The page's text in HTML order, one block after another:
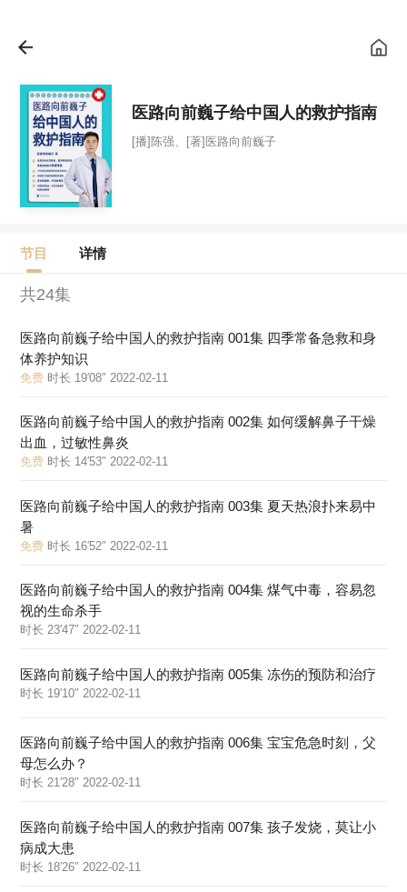
医路向前巍子给中国人的救护指南
[播]陈强、[著]医路向前巍子
节目 详情
共24集
医路向前巍子给中国人的救护指南 001集 四季常备急救和身
体养护知识
免费 时长 19′08″ 2022-02-11
医路向前巍子给中国人的救护指南 002集 如何缓解鼻子干燥
出血，过敏性鼻炎
免费 时长 14′53″ 2022-02-11
医路向前巍子给中国人的救护指南 003集 夏天热浪扑来易中
暑
免费 时长 16′52″ 2022-02-11
医路向前巍子给中国人的救护指南 004集 煤气中毒，容易忽
视的生命杀手
时长 23′47″ 2022-02-11
医路向前巍子给中国人的救护指南 005集 冻伤的预防和治疗
时长 19′10″ 2022-02-11
医路向前巍子给中国人的救护指南 006集 宝宝危急时刻，父
母怎么办？
时长 21′28″ 2022-02-11
医路向前巍子给中国人的救护指南 007集 孩子发烧，莫让小
病成大患
时长 18′26″ 2022-02-11